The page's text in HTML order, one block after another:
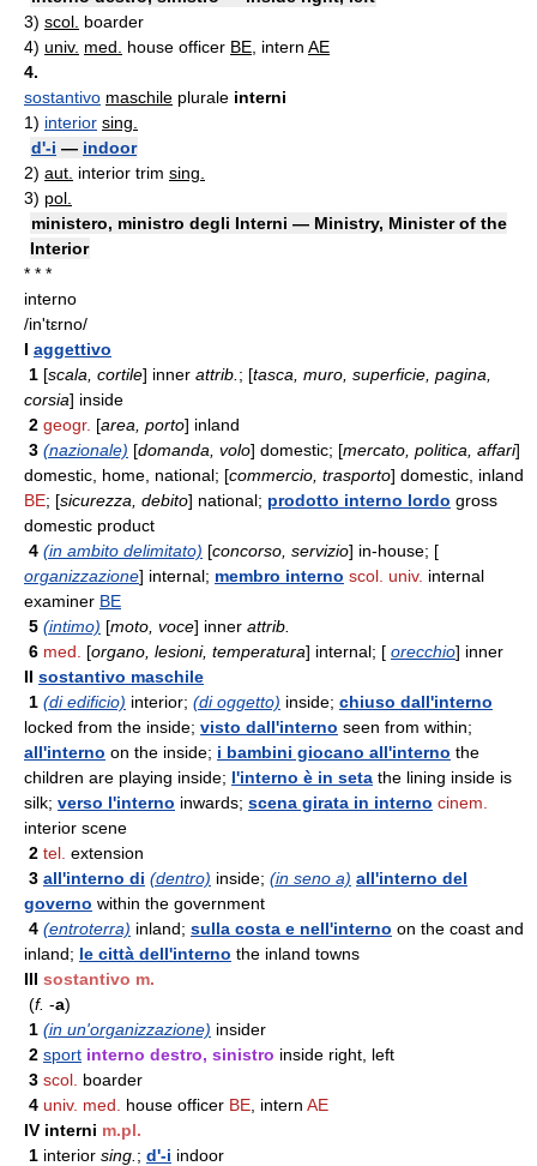
3) scol. boarder
4) univ. med. house officer BE , intern AE
4.
sostantivo maschile plurale interni
1) interior sing.
d'-i — indoor
2) aut. interior trim sing.
3) pol.
ministero, ministro degli Interni — Ministry, Minister of the
Interior
* * *
interno
/in'tεrno/
I aggettivo
1 [scala, cortile] inner attrib. ; [tasca, muro, superficie, pagina,
corsia] inside
2 geogr. [area, porto] inland
3 (nazionale) [domanda, volo] domestic; [mercato, politica, affari]
domestic, home, national; [commercio, trasporto] domestic, inland
BE; [sicurezza, debito] national; prodotto interno lordo gross
domestic product
4 (in ambito delimitato) [concorso, servizio] in-house; [
organizzazione] internal; membro interno scol. univ. internal
examiner BE
5 (intimo) [moto, voce] inner attrib.
6 med. [organo, lesioni, temperatura] internal; [ orecchio] inner
II sostantivo maschile
1 (di edificio) interior; (di oggetto) inside; chiuso dall'interno
locked from the inside; visto dall'interno seen from within;
all'interno on the inside; i bambini giocano all'interno the
children are playing inside; l'interno è in seta the lining inside is
silk; verso l'interno inwards; scena girata in interno cinem.
interior scene
2 tel. extension
3 all'interno di (dentro) inside; (in seno a) all'interno del
governo within the government
4 (entroterra) inland; sulla costa e nell'interno on the coast and
inland; le città dell'interno the inland towns
III sostantivo m.
(f. -a)
1 (in un'organizzazione) insider
2 sport interno destro, sinistro inside right, left
3 scol. boarder
4 univ. med. house officer BE , intern AE
IV interni m.pl.
1 interior sing. ; d'-i indoor